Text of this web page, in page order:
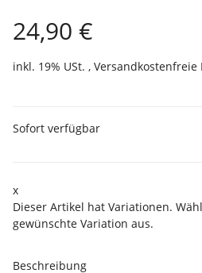
24,90 €
inkl. 19% USt. , Versandkostenfreie
Sofort verfügbar
x
Dieser Artikel hat Variationen.
gewünschte Variation aus.
Beschreibung